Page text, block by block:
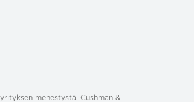
menestystä. Cushman &